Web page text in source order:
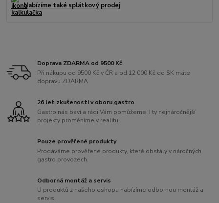
Nabízíme také splátkový prodej
Doprava ZDARMA od 9500 Kč
Při nákupu od 9500 Kč v ČR a od 12 000 Kč do SK máte
dopravu ZDARMA
26 let zkušeností v oboru gastro
Gastro nás baví a rádi Vám pomůžeme. I ty nejnáročnější
projekty proměníme v realitu.
Pouze prověřené produkty
Prodáváme prověřené produkty, které obstály v náročných
gastro provozech.
Odborná montáž a servis
U produktů z našeho eshopu nabízíme odbornou montáž a
servis.